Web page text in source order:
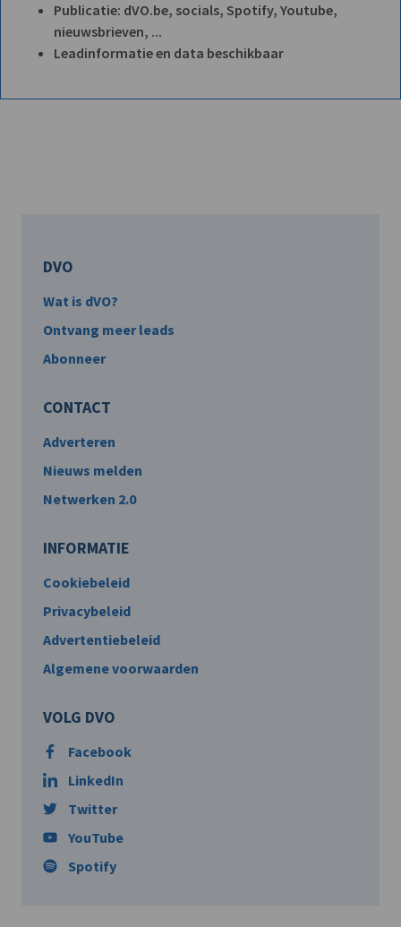
Publicatie: dVO.be, socials, Spotify, Youtube,
nieuwsbrieven, ...
Leadinformatie en data beschikbaar
DVO
Wat is dVO?
Ontvang meer leads
Abonneer
CONTACT
Adverteren
Nieuws melden
Netwerken 2.0
INFORMATIE
Cookiebeleid
Privacybeleid
Advertentiebeleid
Algemene voorwaarden
VOLG DVO
Facebook
LinkedIn
Twitter
YouTube
Spotify